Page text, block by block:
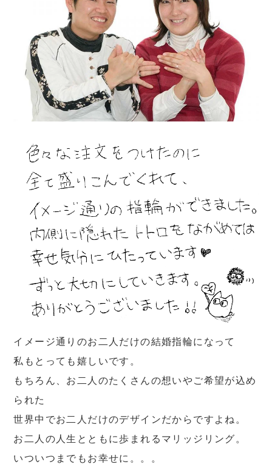
イメージ通りのお二人だけの結婚指輪になって
私もとっても嬉しいです。
もちろん、お二人のたくさんの想いやご希望が込め
られた
世界中でお二人だけのデザインだからですよね。
お二人の人生とともに歩まれるマリッジリング。
いついつまでもお幸せに。。。